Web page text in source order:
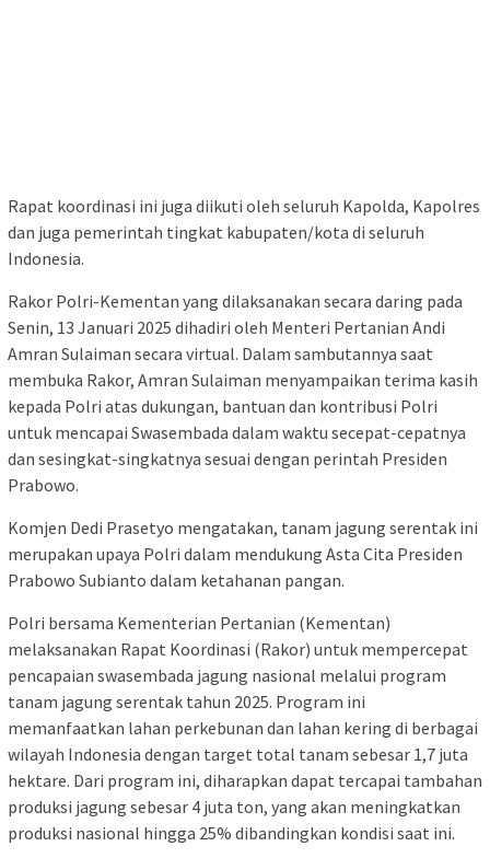
Rapat koordinasi ini juga diikuti oleh seluruh Kapolda, Kapolres
dan juga pemerintah tingkat kabupaten/kota di seluruh
Indonesia.
Rakor Polri-Kementan yang dilaksanakan secara daring pada
Senin, 13 Januari 2025 dihadiri oleh Menteri Pertanian Andi
Amran Sulaiman secara virtual. Dalam sambutannya saat
membuka Rakor, Amran Sulaiman menyampaikan terima kasih
kepada Polri atas dukungan, bantuan dan kontribusi Polri
untuk mencapai Swasembada dalam waktu secepat-cepatnya
dan sesingkat-singkatnya sesuai dengan perintah Presiden
Prabowo.
Komjen Dedi Prasetyo mengatakan, tanam jagung serentak ini
merupakan upaya Polri dalam mendukung Asta Cita Presiden
Prabowo Subianto dalam ketahanan pangan.
Polri bersama Kementerian Pertanian (Kementan)
melaksanakan Rapat Koordinasi (Rakor) untuk mempercepat
pencapaian swasembada jagung nasional melalui program
tanam jagung serentak tahun 2025. Program ini
memanfaatkan lahan perkebunan dan lahan kering di berbagai
wilayah Indonesia dengan target total tanam sebesar 1,7 juta
hektare. Dari program ini, diharapkan dapat tercapai tambahan
produksi jagung sebesar 4 juta ton, yang akan meningkatkan
produksi nasional hingga 25% dibandingkan kondisi saat ini.